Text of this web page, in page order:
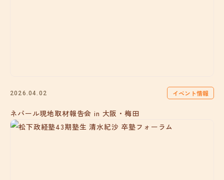
2026.04.02 イベント情報
ネパール現地取材報告会 in 大阪・梅田